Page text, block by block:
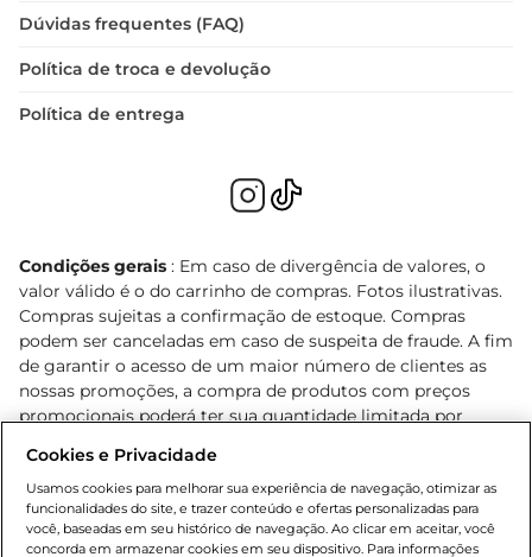
Dúvidas frequentes (FAQ)
Política de troca e devolução
Política de entrega
Condições gerais : Em caso de divergência de valores, o
valor válido é o do carrinho de compras. Fotos ilustrativas.
Compras sujeitas a confirmação de estoque. Compras
podem ser canceladas em caso de suspeita de fraude. A fim
de garantir o acesso de um maior número de clientes as
nossas promoções, a compra de produtos com preços
promocionais poderá ter sua quantidade limitada por
o e-commerce e válidos durante o dia de hoje, podendo
sofrer alterações sem prévia notificação. Proibida a venda
de bebidas alcoólicas para menores de 18 anos, conforme
Lei n.º 8069/90, art. 81, inciso II (Estatuto da Criança e do
Cookies e Privacidade
Usamos cookies para melhorar sua experiência de navegação, otimizar as
funcionalidades do site, e trazer conteúdo e ofertas personalizadas para
você, baseadas em seu histórico de navegação. Ao clicar em aceitar, você
concorda em armazenar cookies em seu dispositivo. Para informações